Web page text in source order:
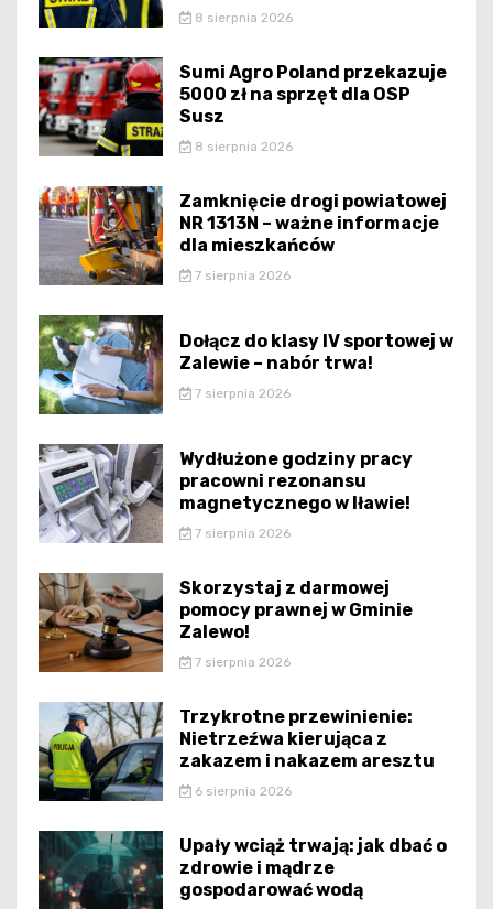
8 sierpnia 2026
Sumi Agro Poland przekazuje
5000 zł na sprzęt dla OSP
Susz
8 sierpnia 2026
Zamknięcie drogi powiatowej
NR 1313N – ważne informacje
dla mieszkańców
7 sierpnia 2026
Dołącz do klasy IV sportowej w
Zalewie – nabór trwa!
7 sierpnia 2026
Wydłużone godziny pracy
pracowni rezonansu
magnetycznego w Iławie!
7 sierpnia 2026
Skorzystaj z darmowej
pomocy prawnej w Gminie
Zalewo!
7 sierpnia 2026
Trzykrotne przewinienie:
Nietrzeźwa kierująca z
zakazem i nakazem aresztu
6 sierpnia 2026
Upały wciąż trwają: jak dbać o
zdrowie i mądrze
gospodarować wodą